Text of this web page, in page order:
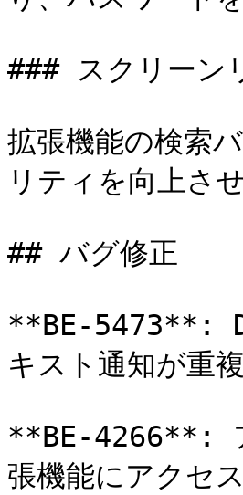
### スクリーン
拡張機能の検索
リティを向上さ
## バグ修正
**BE-5473**:
キスト通知が重
**BE-4266**: ア
張機能にアクセ